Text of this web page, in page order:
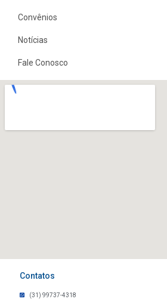
Convênios
Notícias
Fale Conosco
Contatos
(31) 99737-4318